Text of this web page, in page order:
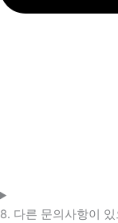
8. 다른 문의사항이